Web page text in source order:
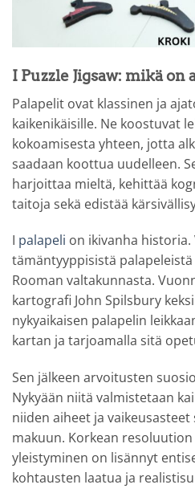
I Puzzle Jigsaw: mikä on
Palapelit ovat klassinen ja
kaikenikäisille. Ne koostuvat
kokoamisesta yhteen, jotta
saadaan koottua uudelleen.
harjoittaa mieltä, kehittää
taitoja sekä edistää
I palapeli on ikivanha
tämäntyyppisistä
Rooman valtakunnasta.
kartografi John Spilsbury
nykyaikaisen palapelin
kartan ja tarjoamalla sitä
Sen jälkeen arvoitusten
Nykyään niitä valmistetaan
niiden aiheet ja
makuun. Korkean
yleistyminen on lisännyt
kohtausten laatua ja